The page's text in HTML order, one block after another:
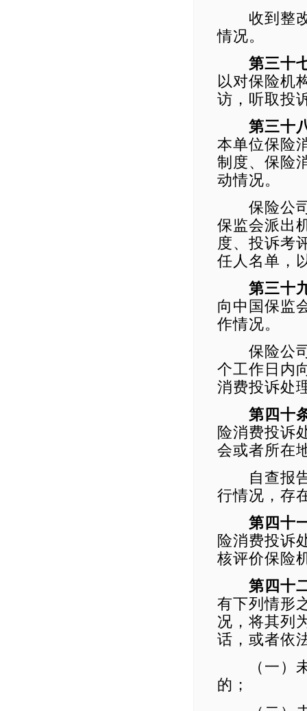
收到整改
情况。
第三十
以对保险机
访，听取投
第三十
本单位保险
制度、保险
动情况。
保险公司
保监会派出
度、投诉考
任人名单，
第三十
向中国保监
作情况。
保险公司
个工作日内
消费投诉处
第四十
险消费投诉
会或者所在
自查报告
行情况，存
第四十
险消费投诉
核评价保险
第四十
有下列情形
况，将其列
话，或者依
（一）未
的；